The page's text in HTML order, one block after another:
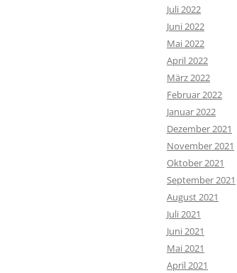
Juli 2022
Juni 2022
Mai 2022
April 2022
März 2022
Februar 2022
Januar 2022
Dezember 2021
November 2021
Oktober 2021
September 2021
August 2021
Juli 2021
Juni 2021
Mai 2021
April 2021